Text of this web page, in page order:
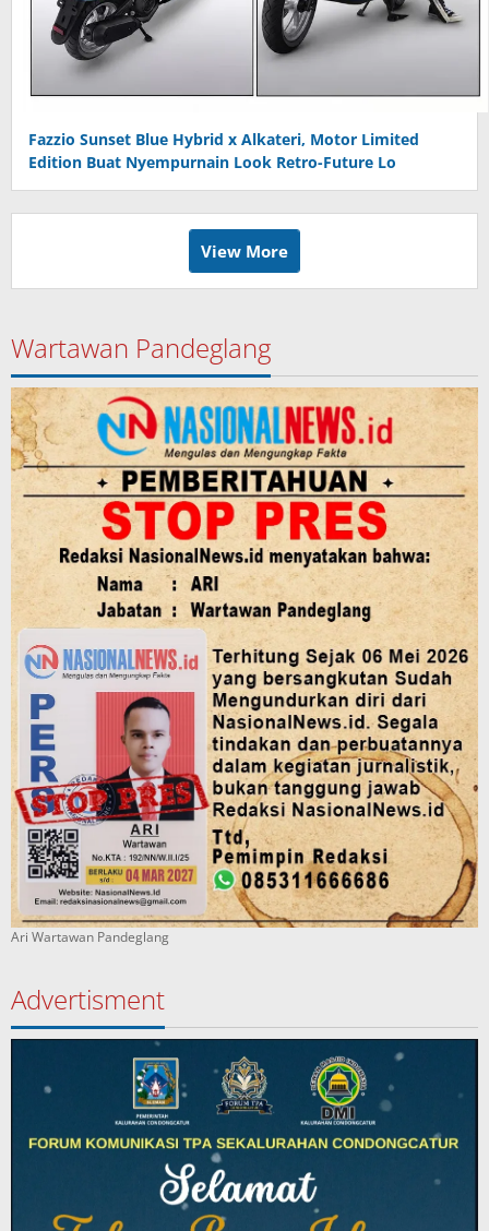
Fazzio Sunset Blue Hybrid x Alkateri, Motor Limited
Edition Buat Nyempurnain Look Retro-Future Lo
View More
Wartawan Pandeglang
Ari Wartawan Pandeglang
Advertisment